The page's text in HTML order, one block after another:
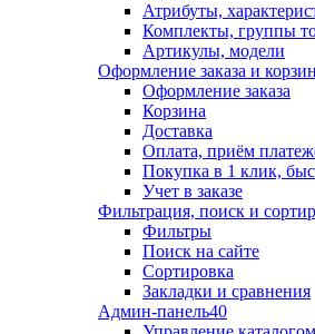
Атрибуты,
Комплекты, группы
Артикулы, модели
Оформление заказа и
Оформление заказа
Корзина
Доставка
Оплата, приём
Покупка в 1 клик,
Учет в заказе
Фильтрация, поиск и
Фильтры
Поиск на сайте
Сортировка
Закладки и сравнения
Админ-панель40